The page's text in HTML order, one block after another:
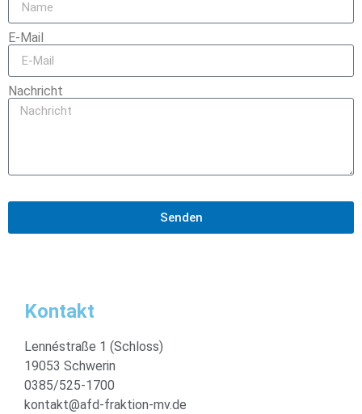
E-Mail
Nachricht
Senden
Kontakt
Lennéstraße 1 (Schloss)
19053 Schwerin
0385/525-1700
kontakt@afd-fraktion-mv.de